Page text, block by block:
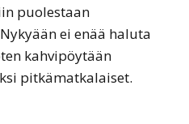
puolestaan
ei enää haluta
kahvipöytään
pitkämatkalaiset.